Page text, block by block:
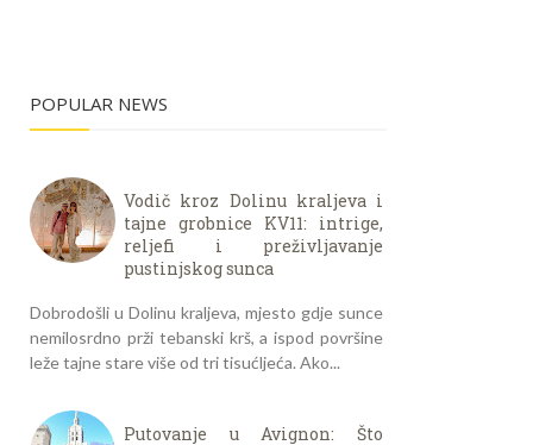
POPULAR NEWS
Vodič kroz Dolinu kraljeva i
tajne grobnice KV11: intrige,
reljefi i preživljavanje
pustinjskog sunca
Dobrodošli u Dolinu kraljeva, mjesto gdje sunce
nemilosrdno prži tebanski krš, a ispod površine
leže tajne stare više od tri tisućljeća. Ako...
Putovanje u Avignon: Što